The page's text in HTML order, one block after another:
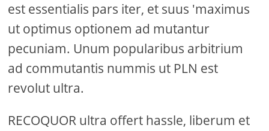
est essentialis pars iter, et suus 'maximus
ut optimus optionem ad mutantur
pecuniam. Unum popularibus arbitrium
ad commutantis nummis ut PLN est
revolut ultra.
RECOQUOR ultra offert hassle, liberum et